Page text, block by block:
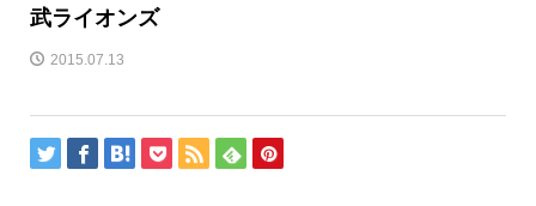
武ライオンズ
2015.07.13